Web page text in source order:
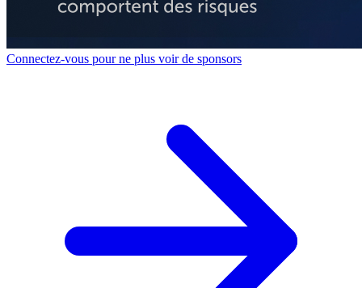
Connectez-vous pour ne plus voir de sponsors